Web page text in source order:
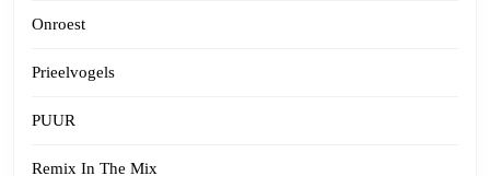
Onroest
Prieelvogels
PUUR
Remix In The Mix